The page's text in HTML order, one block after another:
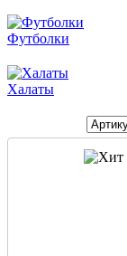
Футболки
Халаты